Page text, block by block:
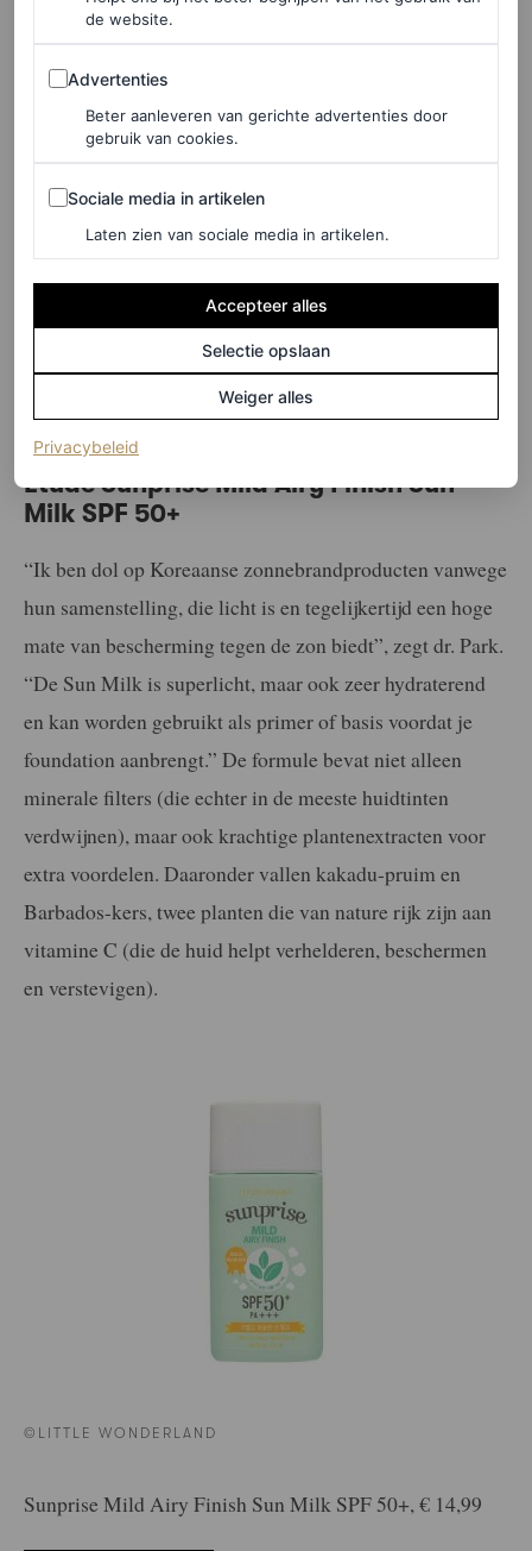
Glow Deep Serum, € 15,30
HIER TE KOOP
Tried and tested: de beste zonnebrandcrèmes
met SPF 50 of hoger
MARJOLEIN VAN DEN BRAND
Etude Sunprise Mild Airy Finish Sun
Milk SPF 50+
“Ik ben dol op Koreaanse zonnebrandproducten vanwege
hun samenstelling, die licht is en tegelijkertijd een hoge
mate van bescherming tegen de zon biedt”, zegt dr. Park.
“De Sun Milk is superlicht, maar ook zeer hydraterend
en kan worden gebruikt als primer of basis voordat je
foundation aanbrengt.” De formule bevat niet alleen
minerale filters (die echter in de meeste huidtinten
verdwijnen), maar ook krachtige plantenextracten voor
extra voordelen. Daaronder vallen kakadu-pruim en
Barbados-kers, twee planten die van nature rijk zijn aan
vitamine C (die de huid helpt verhelderen, beschermen
en verstevigen).
©LITTLE WONDERLAND
Sunprise Mild Airy Finish Sun Milk SPF 50+, € 14,99
de website.
Advertenties
Advertenties
Beter aanleveren van gerichte advertenties door
gebruik van cookies.
Sociale media in artikelen
Sociale media in artikelen
Laten zien van sociale media in artikelen.
Accepteer alles
Selectie opslaan
Weiger alles
Privacybeleid